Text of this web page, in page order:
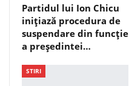
Partidul lui Ion Chicu
inițiază procedura de
suspendare din funcție
a președintei…
STIRI